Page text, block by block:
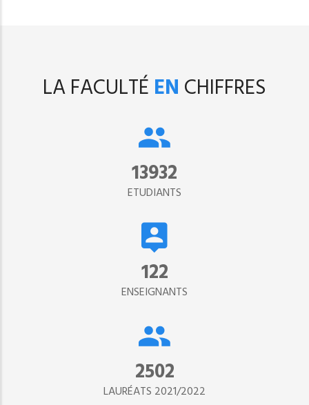
LA FACULTÉ EN CHIFFRES
15302
ETUDIANTS
134
ENSEIGNANTS
2890
LAURÉATS 2021/2022